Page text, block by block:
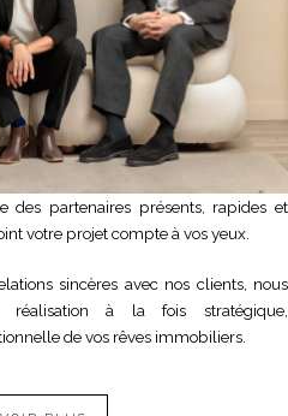
des partenaires présents, rapides et
votre projet compte à vos yeux.
sincères avec nos clients, nous
à la fois stratégique,
de vos rêves immobiliers.